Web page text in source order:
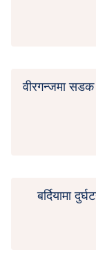
वीरगन्जमा सडक
बर्दियामा